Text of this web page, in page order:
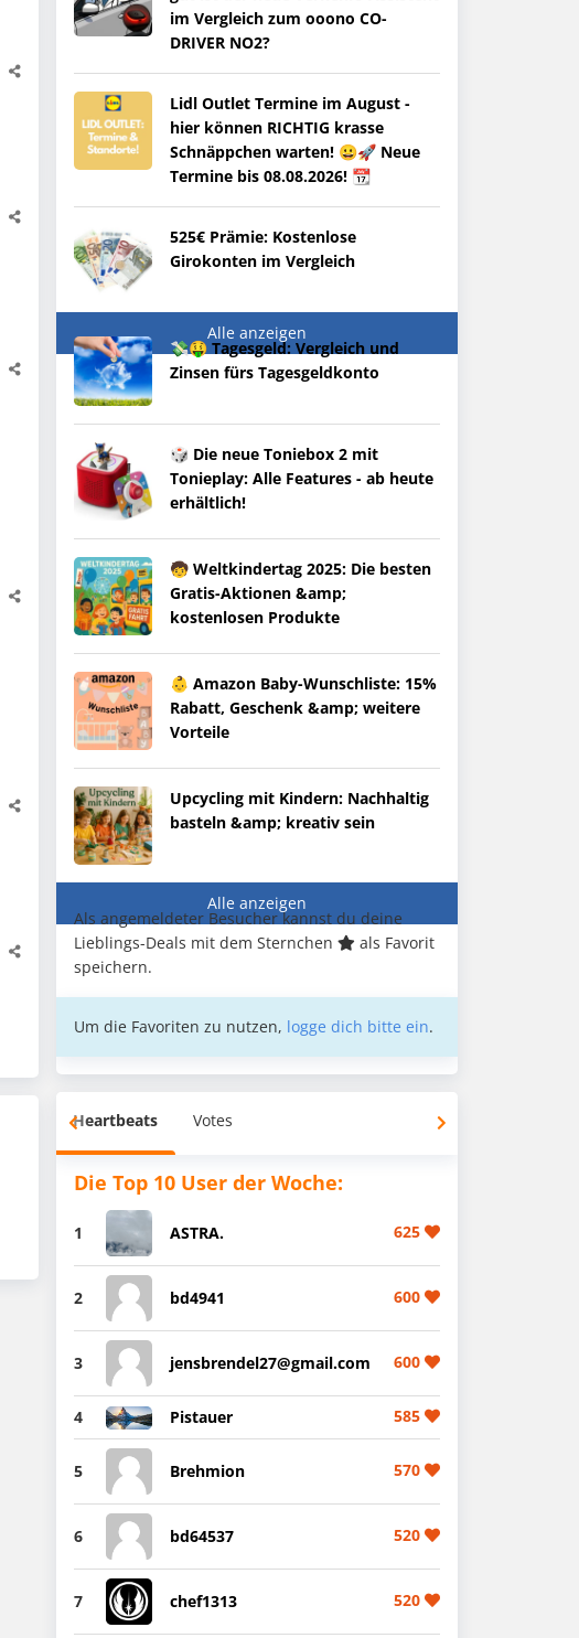
im Vergleich zum ooono CO-
DRIVER NO2?
Lidl Outlet Termine im August -
hier können RICHTIG krasse
Schnäppchen warten! 😀🚀 Neue
Termine bis 08.08.2026! 📆
525€ Prämie: Kostenlose
Girokonten im Vergleich
Alle anzeigen
💸🤑 Tagesgeld: Vergleich und
Zinsen fürs Tagesgeldkonto
🎲 Die neue Toniebox 2 mit
Tonieplay: Alle Features - ab heute
erhältlich!
🧒 Weltkindertag 2025: Die besten
Gratis-Aktionen &amp;
kostenlosen Produkte
👶 Amazon Baby-Wunschliste: 15%
Rabatt, Geschenk &amp; weitere
Vorteile
Upcycling mit Kindern: Nachhaltig
basteln &amp; kreativ sein
Alle anzeigen
Als angemeldeter Besucher kannst du deine
Lieblings-Deals mit dem Sternchen
als Favorit
speichern.
Um die Favoriten zu nutzen, logge dich bitte ein.
Heartbeats Votes
Die Top 10 User der Woche:
1 ASTRA. 625
2 bd4941 600
3 jensbrendel27@gmail.com 600
4 Pistauer 585
5 Brehmion 570
6 bd64537 520
7 chef1313 520